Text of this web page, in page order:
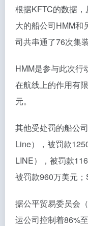
根据KFTC的数据
大的船公司HMM和
司共串通了76次集
HMM是参与此次行
在航线上的作用有
元。
其他受处罚的船公
Line），被罚款
LINE），被罚款
被罚款960万美元；
据公平贸易委员会
运公司控制着86%